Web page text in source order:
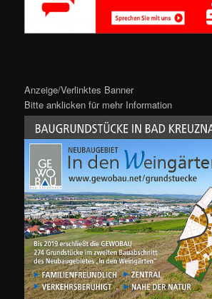
Anzeige/Verlinktes Banner
Bitte anklicken für mehr Information